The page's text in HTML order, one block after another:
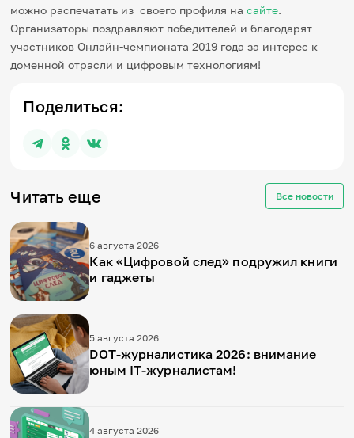
можно распечатать из своего профиля насайте.
Организаторы поздравляют победителей и благодарят
участников Онлайн-чемпионата 2019 года за интерес к
доменной отрасли и цифровым технологиям!
Поделиться:
Читать еще Все новости
6 августа 2026
Как «Цифровой след» подружил книги
и гаджеты
5 августа 2026
DOT-журналистика 2026: внимание
юным IT-журналистам!
4 августа 2026